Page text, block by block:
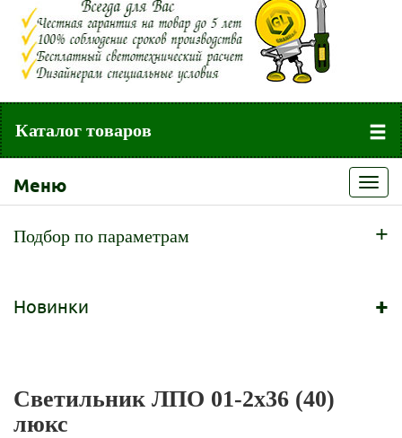
Каталог товаров
Меню
Подбор по параметрам +
Новинки +
Светильник ЛПО 01-2х36 (40)
люкс